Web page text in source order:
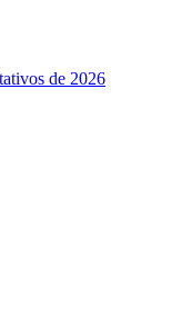
de 2026